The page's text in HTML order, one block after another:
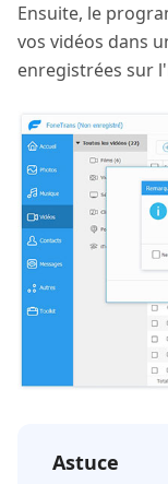
Ensuite, le
vos vidéos dans
enregistrées sur
Astuce